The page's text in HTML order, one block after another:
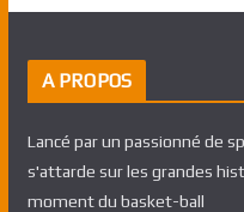
A PROPOS
Lancé par un passionné de
s'attarde sur les grandes
moment du basket-ball